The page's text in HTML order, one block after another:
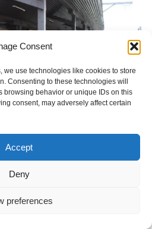
Consent
we use technologies like cookies to store
Consenting to these technologies will
browsing behavior or unique IDs on this
consent, may adversely affect certain
Accept
Deny
preferences
ームの様子です。